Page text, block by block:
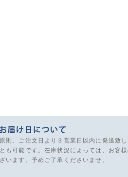
原則、ご注文日より３営業日以内に発送致
とも可能です。在庫状況によっては、お客
ざいます。予めご了承くださいませ。